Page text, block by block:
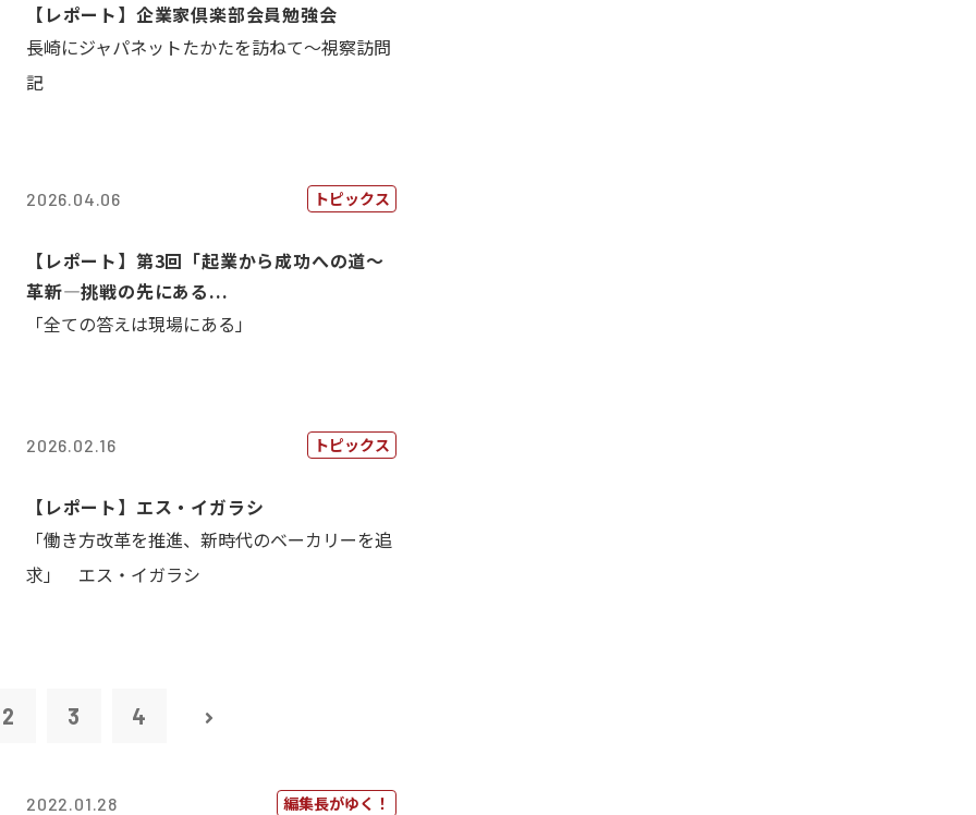
【レポート】企業家倶楽部会員勉強会
長崎にジャパネットたかたを訪ねて～視察訪問
記
2026.04.06 トピックス
【レポート】第3回「起業から成功への道～
革新―挑戦の先にある...
「全ての答えは現場にある」
2026.02.16 トピックス
【レポート】エス・イガラシ
「働き方改革を推進、新時代のベーカリーを追
求」 エス・イガラシ
2 3 4
2022.01.28 編集長がゆく！